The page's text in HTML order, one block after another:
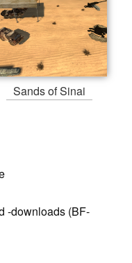
Sands of Sinai
-downloads (BF-